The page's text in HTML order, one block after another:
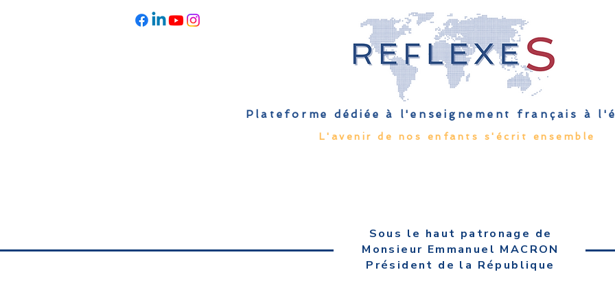
Plateforme dédiée à l'enseignement français à
L'avenir de nos enfants s'écrit ensemble
Sous le haut patronage de
Monsieur Emmanuel MACRON
Président de la République